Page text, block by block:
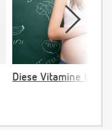
Diese Vitamine